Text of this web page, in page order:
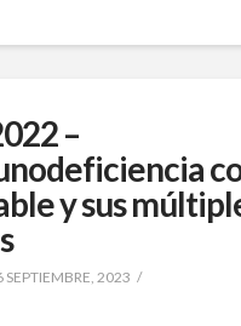
–
y sus
SEPTIEMBRE, 2023